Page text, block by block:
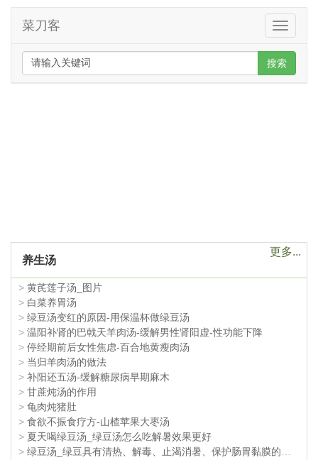
Toggle
菜刀客
搜索
养生汤
更多...
> 黄芪莲子汤_图片
> 白菜养胃汤
> 绿豆汤变红的原因-用保温杯做绿豆汤
> 温阳补肾的巴戟天羊肉汤-缓解男性肾阳虚-性功能下降
> 停经期前后女性焦虑-百合地黄瘦肉汤
> 当归羊肉汤的做法
> 补阳还五汤-缓解糖尿病早期麻木
> 甘蔗炖汤的作用
> 龟肉炖猪肚
> 食欲不振食疗方-山楂苹果大枣汤
> 夏天喝绿豆汤_绿豆汤怎么吃解暑效果更好
> 绿豆汤_绿豆具有清热、解毒、止渴消暑、保护肠胃黏膜的作用